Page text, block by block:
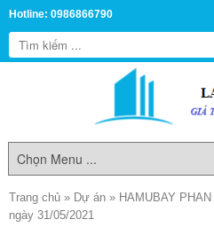
Hotline: 0986866790
Trang chủ » Dự án » HAMUBAY
ngày 31/05/2021